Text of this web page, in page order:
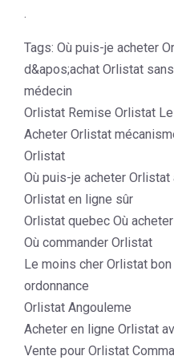
.
Tags: Où puis-je acheter
d&apos;achat Orlistat
médecin
Orlistat Remise Orlistat
Acheter Orlistat
Orlistat
Où puis-je acheter
Orlistat en ligne sûr
Orlistat quebec Où
Où commander Orlistat
Le moins cher Orlistat
ordonnance
Orlistat Angouleme
Acheter en ligne Orlistat
Vente pour Orlistat